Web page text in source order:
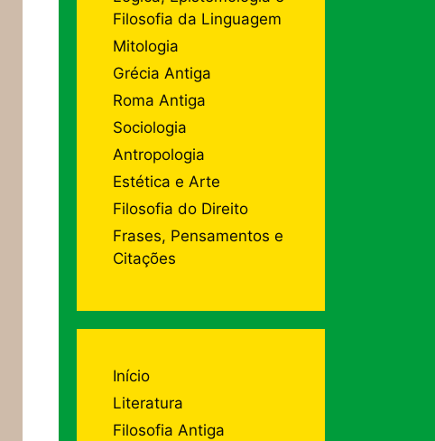
Filosofia da Linguagem
Mitologia
Grécia Antiga
Roma Antiga
Sociologia
Antropologia
Estética e Arte
Filosofia do Direito
Frases, Pensamentos e
Citações
Início
Literatura
Filosofia Antiga